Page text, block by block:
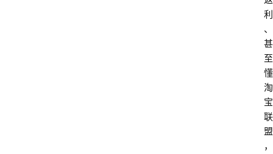
利
、
甚
至
懂
淘
宝
联
盟
，